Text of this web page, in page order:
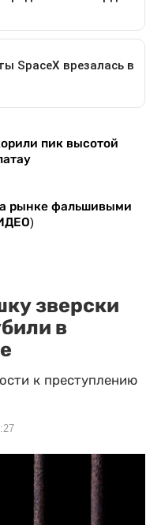
пик высотой
рынке фальшивыми
зверски
в
к преступлению